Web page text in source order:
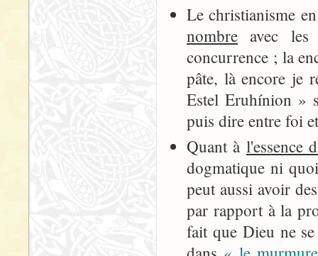
Le christianisme
nombre avec
concurrence ; la
pâte, là encore je
Estel Eruhínion »
puis dire entre foi
Quant à l'essence
dogmatique ni
peut aussi avoir
par rapport à la
fait que Dieu ne